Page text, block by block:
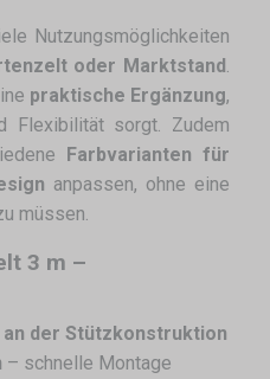
Nutzungsmöglichkeiten
oder Marktstand.
praktische Ergänzung,
Flexibilität sorgt. Zudem
Farbvarianten für
anpassen, ohne eine
müssen.
3 m –
der Stützkonstruktion
– schnelle Montage